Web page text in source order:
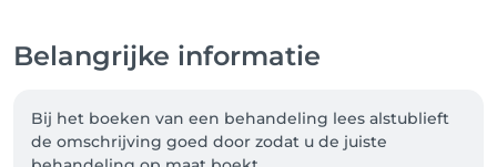
Belangrijke informatie
Bij het boeken van een behandeling lees alstublieft
de omschrijving goed door zodat u de juiste